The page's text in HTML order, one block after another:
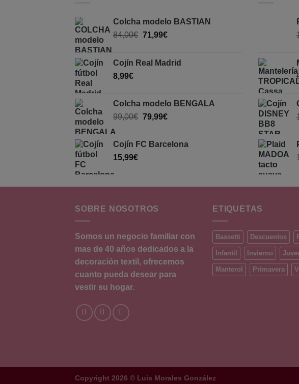
Colcha modelo BASTIAN
84,00€ 71,99€
Cojín Real Madrid
8,99€
Colcha modelo BENGALA
99,00€ 79,99€
Cojín FC Barcelona
15,99€
SOBRE NOSOTROS
Somos un negocio familiar con
mas de 40 años dedicados a la
decoración textil, ofrecemos
cuanto pueda desear para
vestir su hogar.
ETIQUETAS
Bassetti Descuentos
Infantil Invierno
Manterol Primavera
Copyright 2026 © Luis Morales González